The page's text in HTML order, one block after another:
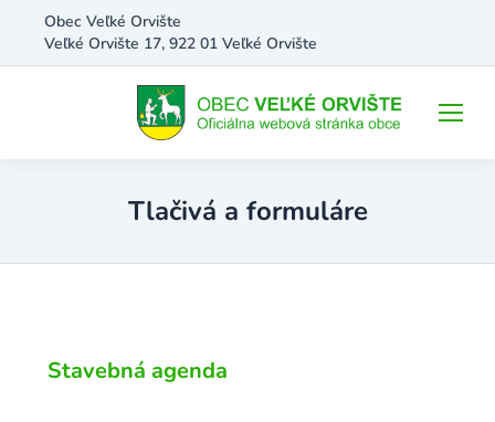
Obec Veľké Orvište
Veľké Orvište 17, 922 01 Veľké Orvište
Tlačivá a formuláre
Stavebná agenda